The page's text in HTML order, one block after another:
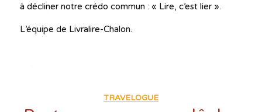
à décliner notre crédo commun : « Lire, c’est lier ».
L’équipe de Livralire-Chalon.
TRAVELOGUE